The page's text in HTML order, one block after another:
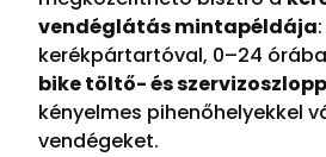
vendéglátás mintapéldája
kerékpártartóval, 0–24
bike töltő- és
kényelmes pihenőhelyekkel
vendégeket.